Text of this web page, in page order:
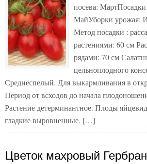
посева: МартПосадки
МайУборки урожая:
Метод посадки :
растениями: 60 см
рядами: 70 см
цельноплодного
Среднеспелый. Для выкармливания в
Период от всходов до начала
Растение детерминантное. Плоды
гладкие выровненные. […]
Цветок махровый